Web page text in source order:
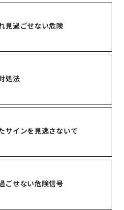
見過ごせない危険
処法
サインを見逃さないで
ごせない危険信号